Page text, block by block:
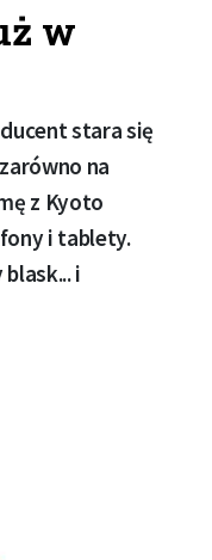
w
stara się
na
z Kyoto
i tablety.
i